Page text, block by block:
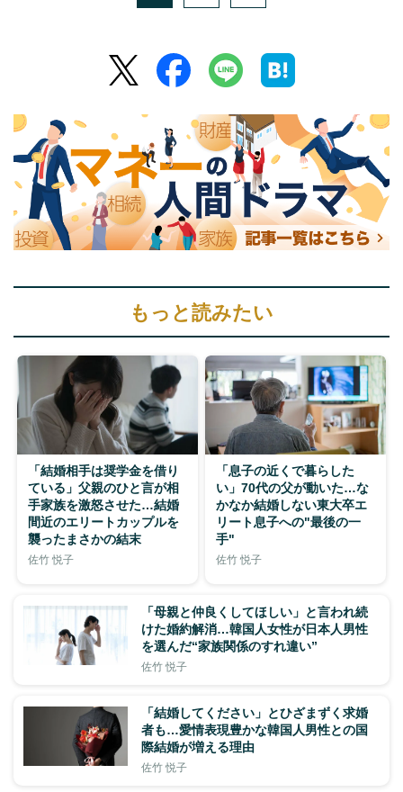
もっと読みたい
「結婚相手は奨学金を借り
ている」父親のひと言が相
手家族を激怒させた…結婚
間近のエリートカップルを
襲ったまさかの結末
佐竹 悦子
「息子の近くで暮らした
い」70代の父が動いた…な
かなか結婚しない東大卒エ
リート息子への"最後の一
手"
佐竹 悦子
「母親と仲良くしてほしい」と言われ続
けた婚約解消…韓国人女性が日本人男性
を選んだ“家族関係のすれ違い”
佐竹 悦子
「結婚してください」とひざまずく求婚
者も…愛情表現豊かな韓国人男性との国
際結婚が増える理由
佐竹 悦子